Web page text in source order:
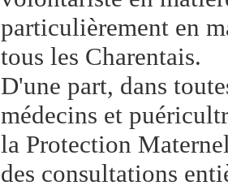
particulièrement en
tous les Charentais.
D'une part, dans
médecins et
la Protection
des consultations